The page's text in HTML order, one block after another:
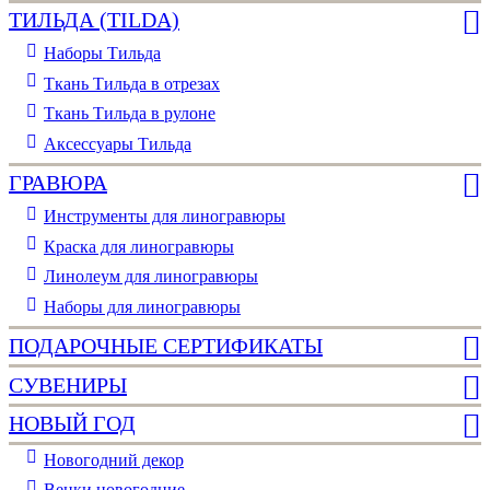
ТИЛЬДА (TILDA)
Наборы Тильда
Ткань Тильда в отрезах
Ткань Тильда в рулоне
Аксессуары Тильда
ГРАВЮРА
Инструменты для линогравюры
Краска для линогравюры
Линолеум для линогравюры
Наборы для линогравюры
ПОДАРОЧНЫЕ СЕРТИФИКАТЫ
СУВЕНИРЫ
НОВЫЙ ГОД
Новогодний декор